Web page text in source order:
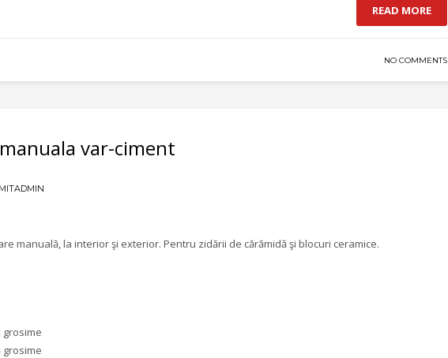
READ MORE
NO COMMENTS
var-ciment
manuală, la interior şi exterior. Pentru zidării de cărămidă şi blocuri ceramice.